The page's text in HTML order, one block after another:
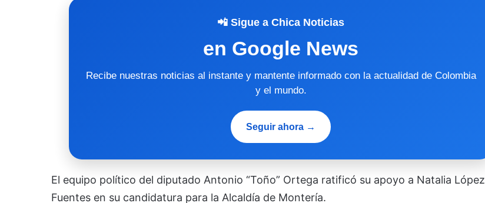
📲 Sigue a Chica Noticias
en Google News
Recibe nuestras noticias al instante y mantente informado con la actualidad de Colombia
y el mundo.
Seguir ahora →
El equipo político del diputado Antonio “Toño” Ortega ratificó su apoyo a Natalia López
Fuentes en su candidatura para la Alcaldía de Montería.